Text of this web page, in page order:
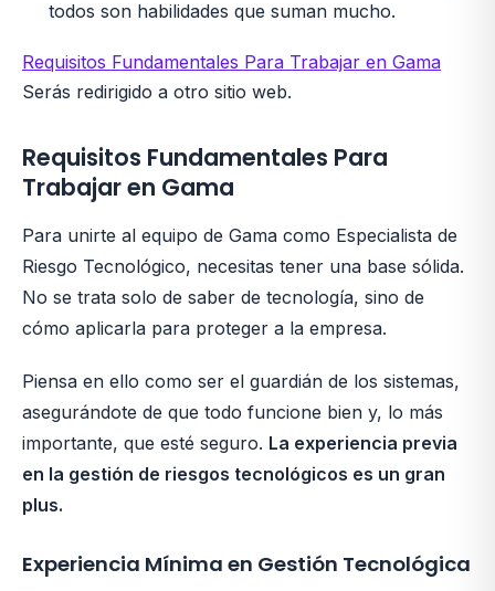
todos son habilidades que suman mucho.
Requisitos Fundamentales Para Trabajar en Gama
Serás redirigido a otro sitio web.
Requisitos Fundamentales Para
Trabajar en Gama
Para unirte al equipo de Gama como Especialista de
Riesgo Tecnológico, necesitas tener una base sólida.
No se trata solo de saber de tecnología, sino de
cómo aplicarla para proteger a la empresa.
Piensa en ello como ser el guardián de los sistemas,
asegurándote de que todo funcione bien y, lo más
importante, que esté seguro. La experiencia previa
en la gestión de riesgos tecnológicos es un gran
plus.
Experiencia Mínima en Gestión Tecnológica